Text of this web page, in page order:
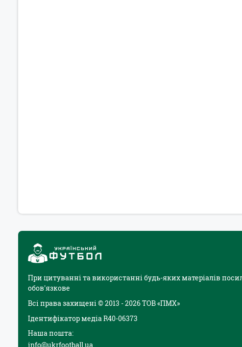
При цитуванні та використанні будь-яких матеріалів
обов'язкове
Всі права захищені © 2013 - 2026 ТОВ «ПМХ»
Ідентифікатор медіа R40-06373
Наша пошта:
info@ukrfootball.ua